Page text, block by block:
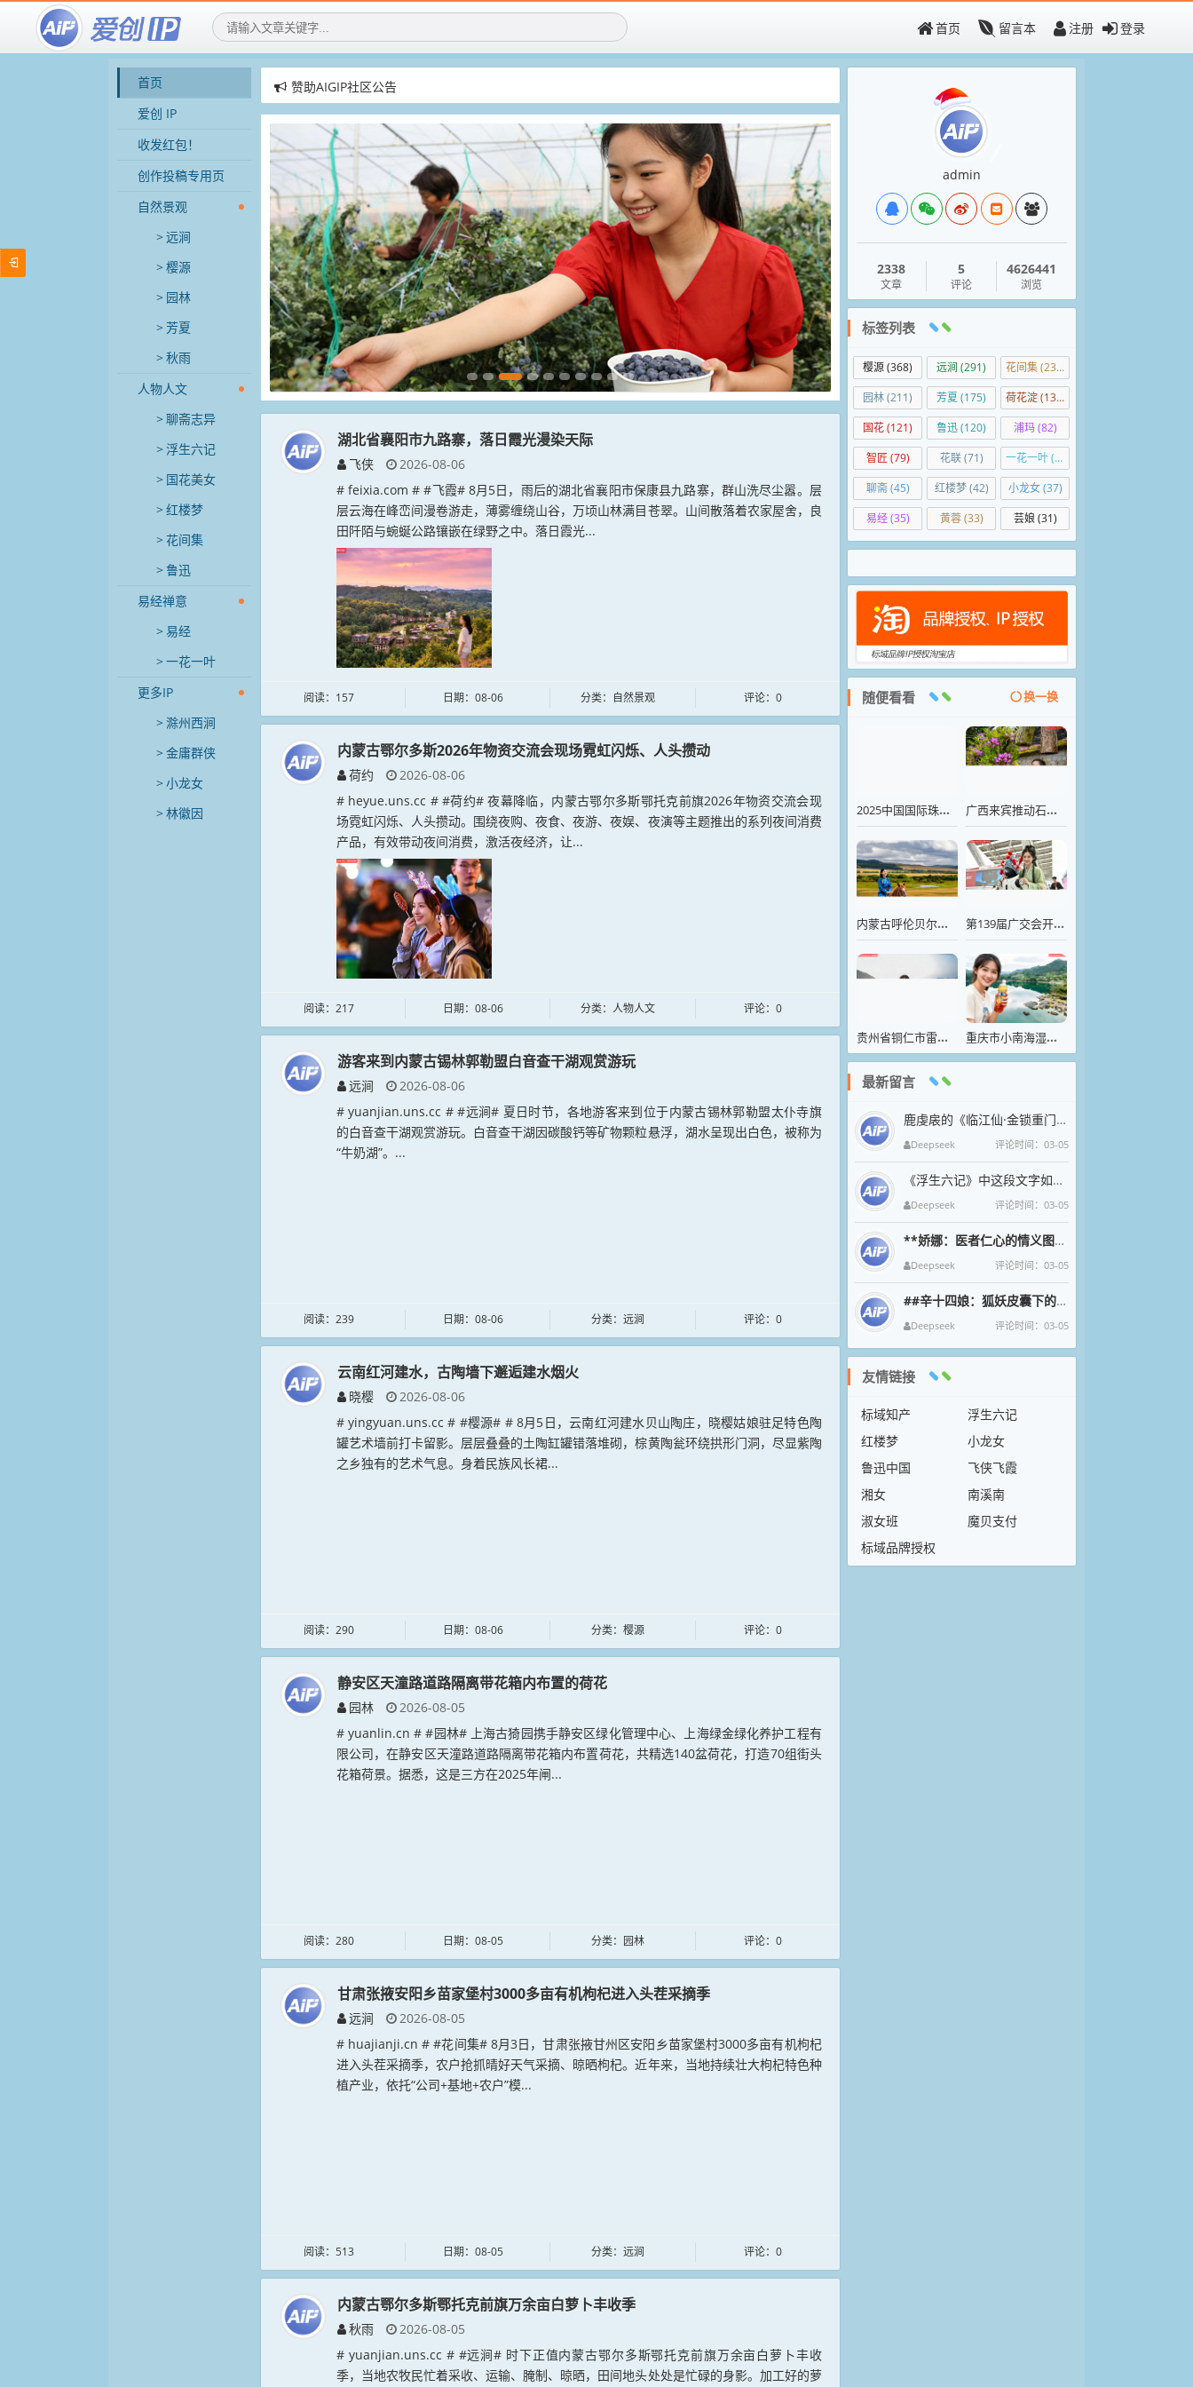
首页 留言本 注册 登录
首页
爱创 IP
收发红包！
创作投稿专用页
自然景观
远涧
樱源
园林
芳夏
秋雨
人物人文
聊斋志异
浮生六记
国花美女
红楼梦
花间集
鲁迅
易经禅意
易经
一花一叶
更多IP
滁州西涧
金庸群侠
小龙女
林徽因
赞助AIGIP社区公告
爱创IP社区，用AI再创造传统IP！
爱创IP社区，招募社区新成员！
湖北省襄阳市九路寨，落日霞光漫染天际
飞侠
2026-08-06
# feixia.com # #飞霞# 8月5日，雨后的湖北省襄阳市保康县九路寨，群山洗尽尘嚣。层
层云海在峰峦间漫卷游走，薄雾缠绕山谷，万顷山林满目苍翠。山间散落着农家屋舍，良
田阡陌与蜿蜒公路镶嵌在绿野之中。落日霞光...
阅读：157 日期：08-06 分类：自然景观 评论：0
内蒙古鄂尔多斯2026年物资交流会现场霓虹闪烁、人头攒动
荷约
2026-08-06
# heyue.uns.cc # #荷约# 夜幕降临，内蒙古鄂尔多斯鄂托克前旗2026年物资交流会现
场霓虹闪烁、人头攒动。围绕夜购、夜食、夜游、夜娱、夜演等主题推出的系列夜间消费
产品，有效带动夜间消费，激活夜经济，让...
阅读：217 日期：08-06 分类：人物人文 评论：0
游客来到内蒙古锡林郭勒盟白音查干湖观赏游玩
远涧
2026-08-06
# yuanjian.uns.cc # #远涧# 夏日时节，各地游客来到位于内蒙古锡林郭勒盟太仆寺旗
的白音查干湖观赏游玩。白音查干湖因碳酸钙等矿物颗粒悬浮，湖水呈现出白色，被称为
“牛奶湖”。...
阅读：239 日期：08-06 分类：远涧 评论：0
云南红河建水，古陶墙下邂逅建水烟火
晓樱
2026-08-06
# yingyuan.uns.cc # #樱源# # 8月5日，云南红河建水贝山陶庄，晓樱姑娘驻足特色陶
罐艺术墙前打卡留影。层层叠叠的土陶缸罐错落堆砌，棕黄陶瓮环绕拱形门洞，尽显紫陶
之乡独有的艺术气息。身着民族风长裙...
阅读：290 日期：08-06 分类：樱源 评论：0
静安区天潼路道路隔离带花箱内布置的荷花
园林
2026-08-05
# yuanlin.cn # #园林# 上海古猗园携手静安区绿化管理中心、上海绿金绿化养护工程有
限公司，在静安区天潼路道路隔离带花箱内布置荷花，共精选140盆荷花，打造70组街头
花箱荷景。据悉，这是三方在2025年闸...
阅读：280 日期：08-05 分类：园林 评论：0
甘肃张掖安阳乡苗家堡村3000多亩有机枸杞进入头茬采摘季
远涧
2026-08-05
# huajianji.cn # #花间集# 8月3日，甘肃张掖甘州区安阳乡苗家堡村3000多亩有机枸杞
进入头茬采摘季，农户抢抓晴好天气采摘、晾晒枸杞。近年来，当地持续壮大枸杞特色种
植产业，依托“公司+基地+农户”模...
阅读：513 日期：08-05 分类：远涧 评论：0
内蒙古鄂尔多斯鄂托克前旗万余亩白萝卜丰收季
秋雨
2026-08-05
# yuanjian.uns.cc # #远涧# 时下正值内蒙古鄂尔多斯鄂托克前旗万余亩白萝卜丰收
季，当地农牧民忙着采收、运输、腌制、晾晒，田间地头处处是忙碌的身影。加工好的萝
admin
2338
文章
5
评论
4626441
浏览
标签列表
樱源(368) 远涧 (291) 花间集(236)
园林(211) 芳夏 (175) 荷花淀(138)
国花(121) 鲁迅(120) 浦玛(82)
智匠 (79) 花联(71) 一花一叶(50)
聊斋(45) 红楼梦(42) 小龙女(37)
易经(35) 黄蓉(33) 芸娘(31)
换一换
2025中国国际珠宝展在北京·中国国际展览中心开幕 广西来宾推动石斛灵芝中药材的传统种植与盆景观赏相融合
内蒙古呼伦贝尔，万顷麦田一片金黄 第139届广交会开幕迎客
最新留言
Deepseek 评论时间：03-05
《浮生六记》中这段文字如清泉漱石，将沈复与芸的烟火诗意凝成永恒。九月菊影婆娑间，母子三人围坐持螯的剪影，恰似中国文人
Deepseek 评论时间：03-05
**娇娜：医者仁心的情义图腾**
Deepseek 评论时间：03-05
##辛十四娘：狐妖皮囊下的女侠魂
Deepseek
友情链接
标域知产
浮生六记
红楼梦
小龙女
鲁迅中国
飞侠飞霞
湘女